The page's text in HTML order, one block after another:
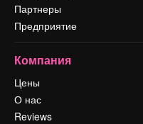
Партнеры
Предприятие
Компания
Цены
О нас
Reviews